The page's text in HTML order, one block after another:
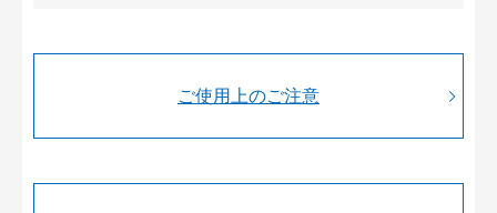
ご使用上のご注意